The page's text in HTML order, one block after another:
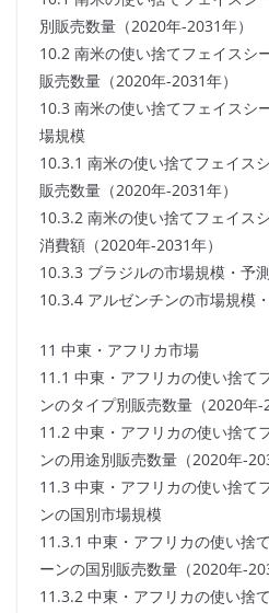
別販売数量（2020年-2031年）
10.2 南米の使い捨てフェイスシ
販売数量（2020年-2031年）
10.3 南米の使い捨てフェイスシ
場規模
10.3.1 南米の使い捨てフェイス
販売数量（2020年-2031年）
10.3.2 南米の使い捨てフェイス
消費額（2020年-2031年）
10.3.3 ブラジルの市場規模・予
10.3.4 アルゼンチンの市場規模
11 中東・アフリカ市場
11.1 中東・アフリカの使い捨て
ンのタイプ別販売数量（2020年-
11.2 中東・アフリカの使い捨て
ンの用途別販売数量（2020年-
11.3 中東・アフリカの使い捨て
ンの国別市場規模
11.3.1 中東・アフリカの使い捨
ーンの国別販売数量（2020年-
11.3.2 中東・アフリカの使い捨